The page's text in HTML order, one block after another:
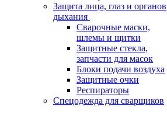
Защита лица, глаз и органов
дыхания
Сварочные маски,
шлемы и щитки
Защитные стекла,
запчасти для масок
Блоки подачи воздуха
Защитные очки
Респираторы
Спецодежда для сварщиков